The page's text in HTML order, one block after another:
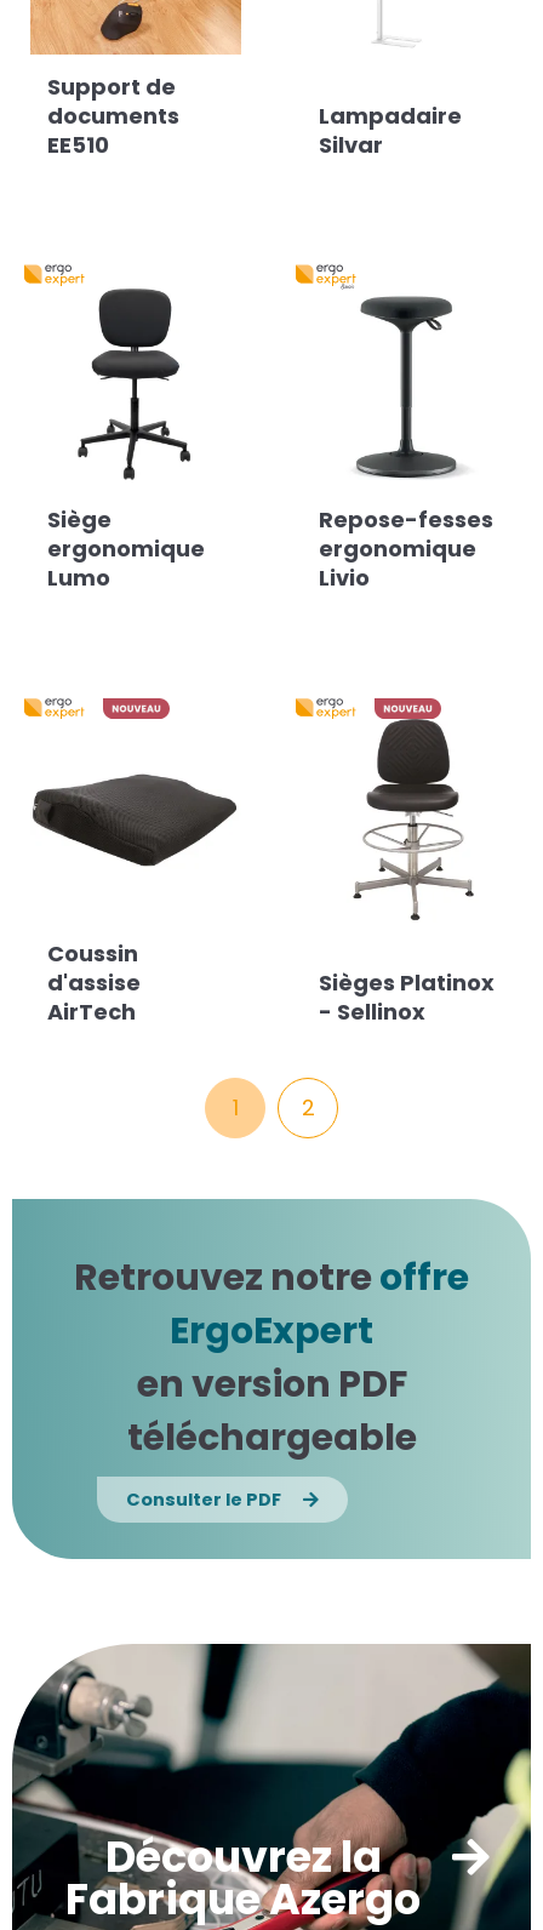
Support de
documents
EE510
Lampadaire
Silvar
Siège
ergonomique
Lumo
Repose-fesses
ergonomique
Livio
Coussin
d'assise
AirTech
Sièges Platinox
- Sellinox
1 2
Retrouvez notreoffre
ErgoExpert
en version PDF
téléchargeable
Consulter le PDF
Découvrez la
Fabrique Azergo